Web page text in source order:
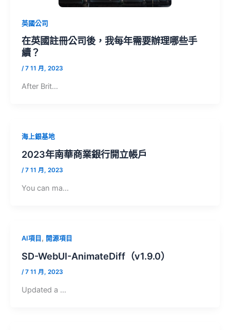
英國公司
在英國註冊公司後，我每年需要辦理哪些手
續？
/7 11 月, 2023
After Brit…
海上銀基地
2023年南華商業銀行開立帳戶
/7 11 月, 2023
You can ma…
AI項目 , 開源項目
SD-WebUI-AnimateDiff（v1.9.0）
/7 11 月, 2023
Updated a …